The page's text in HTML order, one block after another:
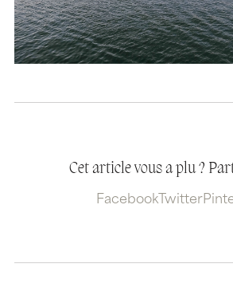
Cet article vous a plu ?
Facebook Twitter